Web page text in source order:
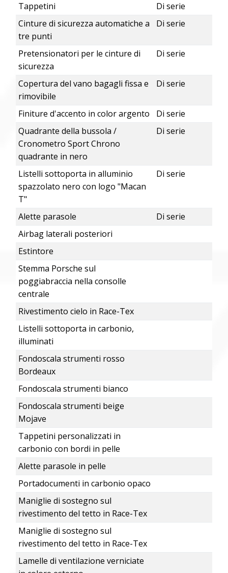
Tappetini
Di serie
Cinture di sicurezza automatiche a
tre punti
Di serie
Pretensionatori per le cinture di
sicurezza
Di serie
Copertura del vano bagagli fissa e
rimovibile
Di serie
Finiture d'accento in color argento
Di serie
Quadrante della bussola /
Cronometro Sport Chrono
quadrante in nero
Di serie
Listelli sottoporta in alluminio
spazzolato nero con logo "Macan
T"
Di serie
Alette parasole
Di serie
Airbag laterali posteriori
Estintore
Stemma Porsche sul
poggiabraccia nella consolle
centrale
Rivestimento cielo in Race-Tex
Listelli sottoporta in carbonio,
illuminati
Fondoscala strumenti rosso
Bordeaux
Fondoscala strumenti bianco
Fondoscala strumenti beige
Mojave
Tappetini personalizzati in
carbonio con bordi in pelle
Alette parasole in pelle
Portadocumenti in carbonio opaco
Maniglie di sostegno sul
rivestimento del tetto in Race-Tex
Maniglie di sostegno sul
rivestimento del tetto in Race-Tex
Lamelle di ventilazione verniciate